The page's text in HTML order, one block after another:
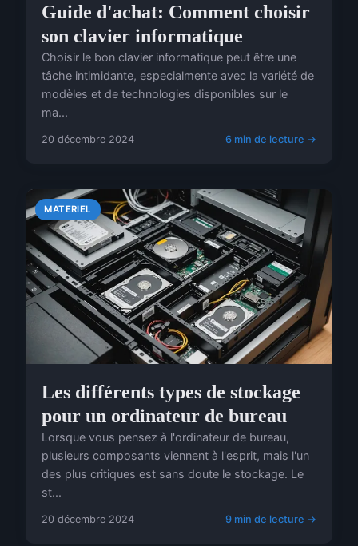
Guide d'achat: Comment choisir
son clavier informatique
Choisir le bon clavier informatique peut être une
tâche intimidante, especialmente avec la variété de
modèles et de technologies disponibles sur le
ma...
20 décembre 2024 6 min de lecture →
MATERIEL
Les différents types de stockage
pour un ordinateur de bureau
Lorsque vous pensez à l'ordinateur de bureau,
plusieurs composants viennent à l'esprit, mais l'un
des plus critiques est sans doute le stockage. Le
st...
20 décembre 2024 9 min de lecture →